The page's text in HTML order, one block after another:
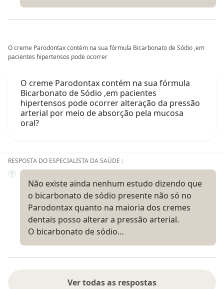
O creme Parodontax contém na sua fórmula Bicarbonato de Sódio ,em
pacientes hipertensos pode ocorrer
O creme Parodontax contém na sua fórmula
Bicarbonato de Sódio ,em pacientes
hipertensos pode ocorrer alteração da pressão
arterial por meio de absorção pela mucosa
oral?
RESPOSTA DO ESPECIALISTA DA SAÚDE :
Não existe ainda nenhum estudo dizendo que
o bicarbonato de sódio presente não só no
Parodontax quanto na maioria dos cremes
dentais posso alterar a pressão arterial.
O bicarbonato de sódio…
Ver todas as respostas